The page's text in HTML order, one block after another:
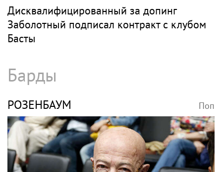
Дисквалифицированный за допинг
Заболотный подписал контракт с клубом
Басты
Барды
РОЗЕНБАУМ Поп